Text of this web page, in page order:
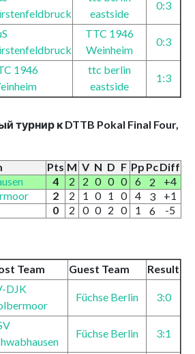
eastside
0:3
TTC 1946
Weinheim
0:3
1946
ttc berlin
eastside
1:3
турнир к DTTB Pokal Final Four,
Pts M V N D F Pp PcDiff
4 2 2 0 0 0 6 2
+4
2 2 1 0 1 0 4 3
+1
0 2 0 0 2 0 1 6 -5
Team Guest Team Result
DJK
Füchse Berlin 3:0
Füchse Berlin 3:1